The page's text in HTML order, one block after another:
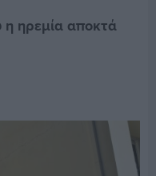
η ηρεμία αποκτά